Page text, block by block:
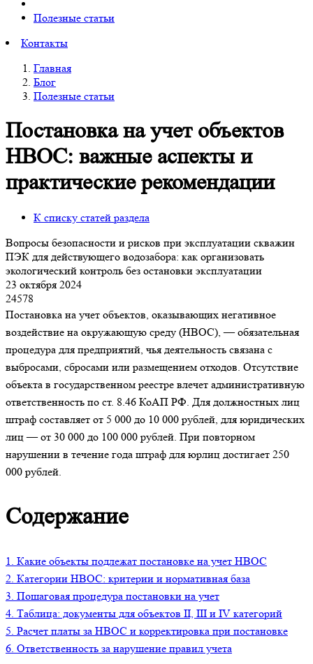
Полезные статьи
Контакты
Главная
Блог
Полезные статьи
Постановка на учет объектов
НВОС: важные аспекты и
практические рекомендации
К списку статей раздела
Вопросы безопасности и рисков при эксплуатации скважин
ПЭК для действующего водозабора: как организовать
экологический контроль без остановки эксплуатации
23 октября 2024
24578
Постановка на учет объектов, оказывающих негативное
воздействие на окружающую среду (НВОС), — обязательная
процедура для предприятий, чья деятельность связана с
выбросами, сбросами или размещением отходов. Отсутствие
объекта в государственном реестре влечет административную
ответственность по ст. 8.46 КоАП РФ. Для должностных лиц
штраф составляет от 5 000 до 10 000 рублей, для юридических
лиц — от 30 000 до 100 000 рублей. При повторном
нарушении в течение года штраф для юрлиц достигает 250
000 рублей.
Содержание
1. Какие объекты подлежат постановке на учет НВОС
2. Категории НВОС: критерии и нормативная база
3. Пошаговая процедура постановки на учет
4. Таблица: документы для объектов II, III и IV категорий
5. Расчет платы за НВОС и корректировка при постановке
6. Ответственность за нарушение правил учета